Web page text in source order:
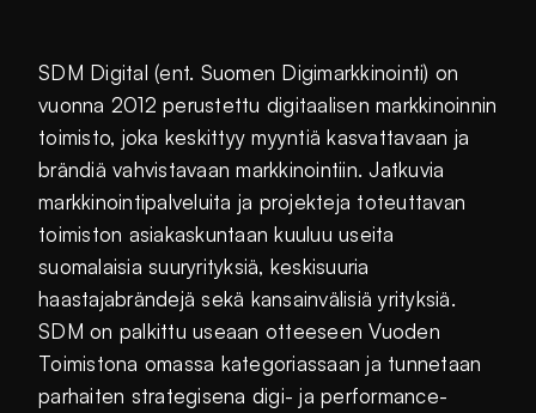
SDM Digital (ent. Suomen Digimarkkinointi) on
vuonna 2012 perustettu digitaalisen markkinoinnin
toimisto, joka keskittyy myyntiä kasvattavaan ja
brändiä vahvistavaan markkinointiin. Jatkuvia
markkinointipalveluita ja projekteja toteuttavan
toimiston asiakaskuntaan kuuluu useita
suomalaisia suuryrityksiä, keskisuuria
haastajabrändejä sekä kansainvälisiä yrityksiä.
SDM on palkittu useaan otteeseen Vuoden
Toimistona omassa kategoriassaan ja tunnetaan
parhaiten strategisena digi- ja performance-